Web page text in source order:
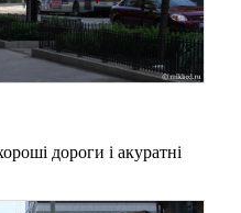
дороги і акуратні